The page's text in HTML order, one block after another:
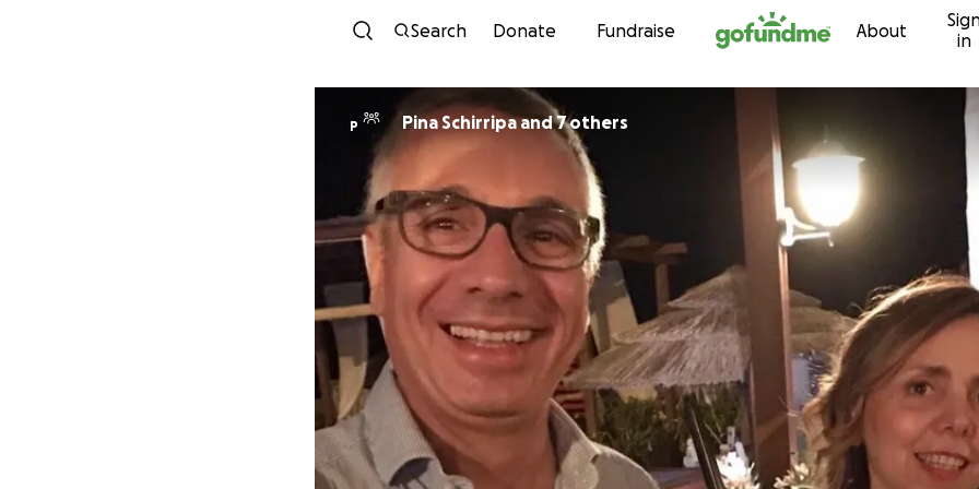
Skip to content
Search Donate Fundraise About
in
P Pina Schirripa and 7 others